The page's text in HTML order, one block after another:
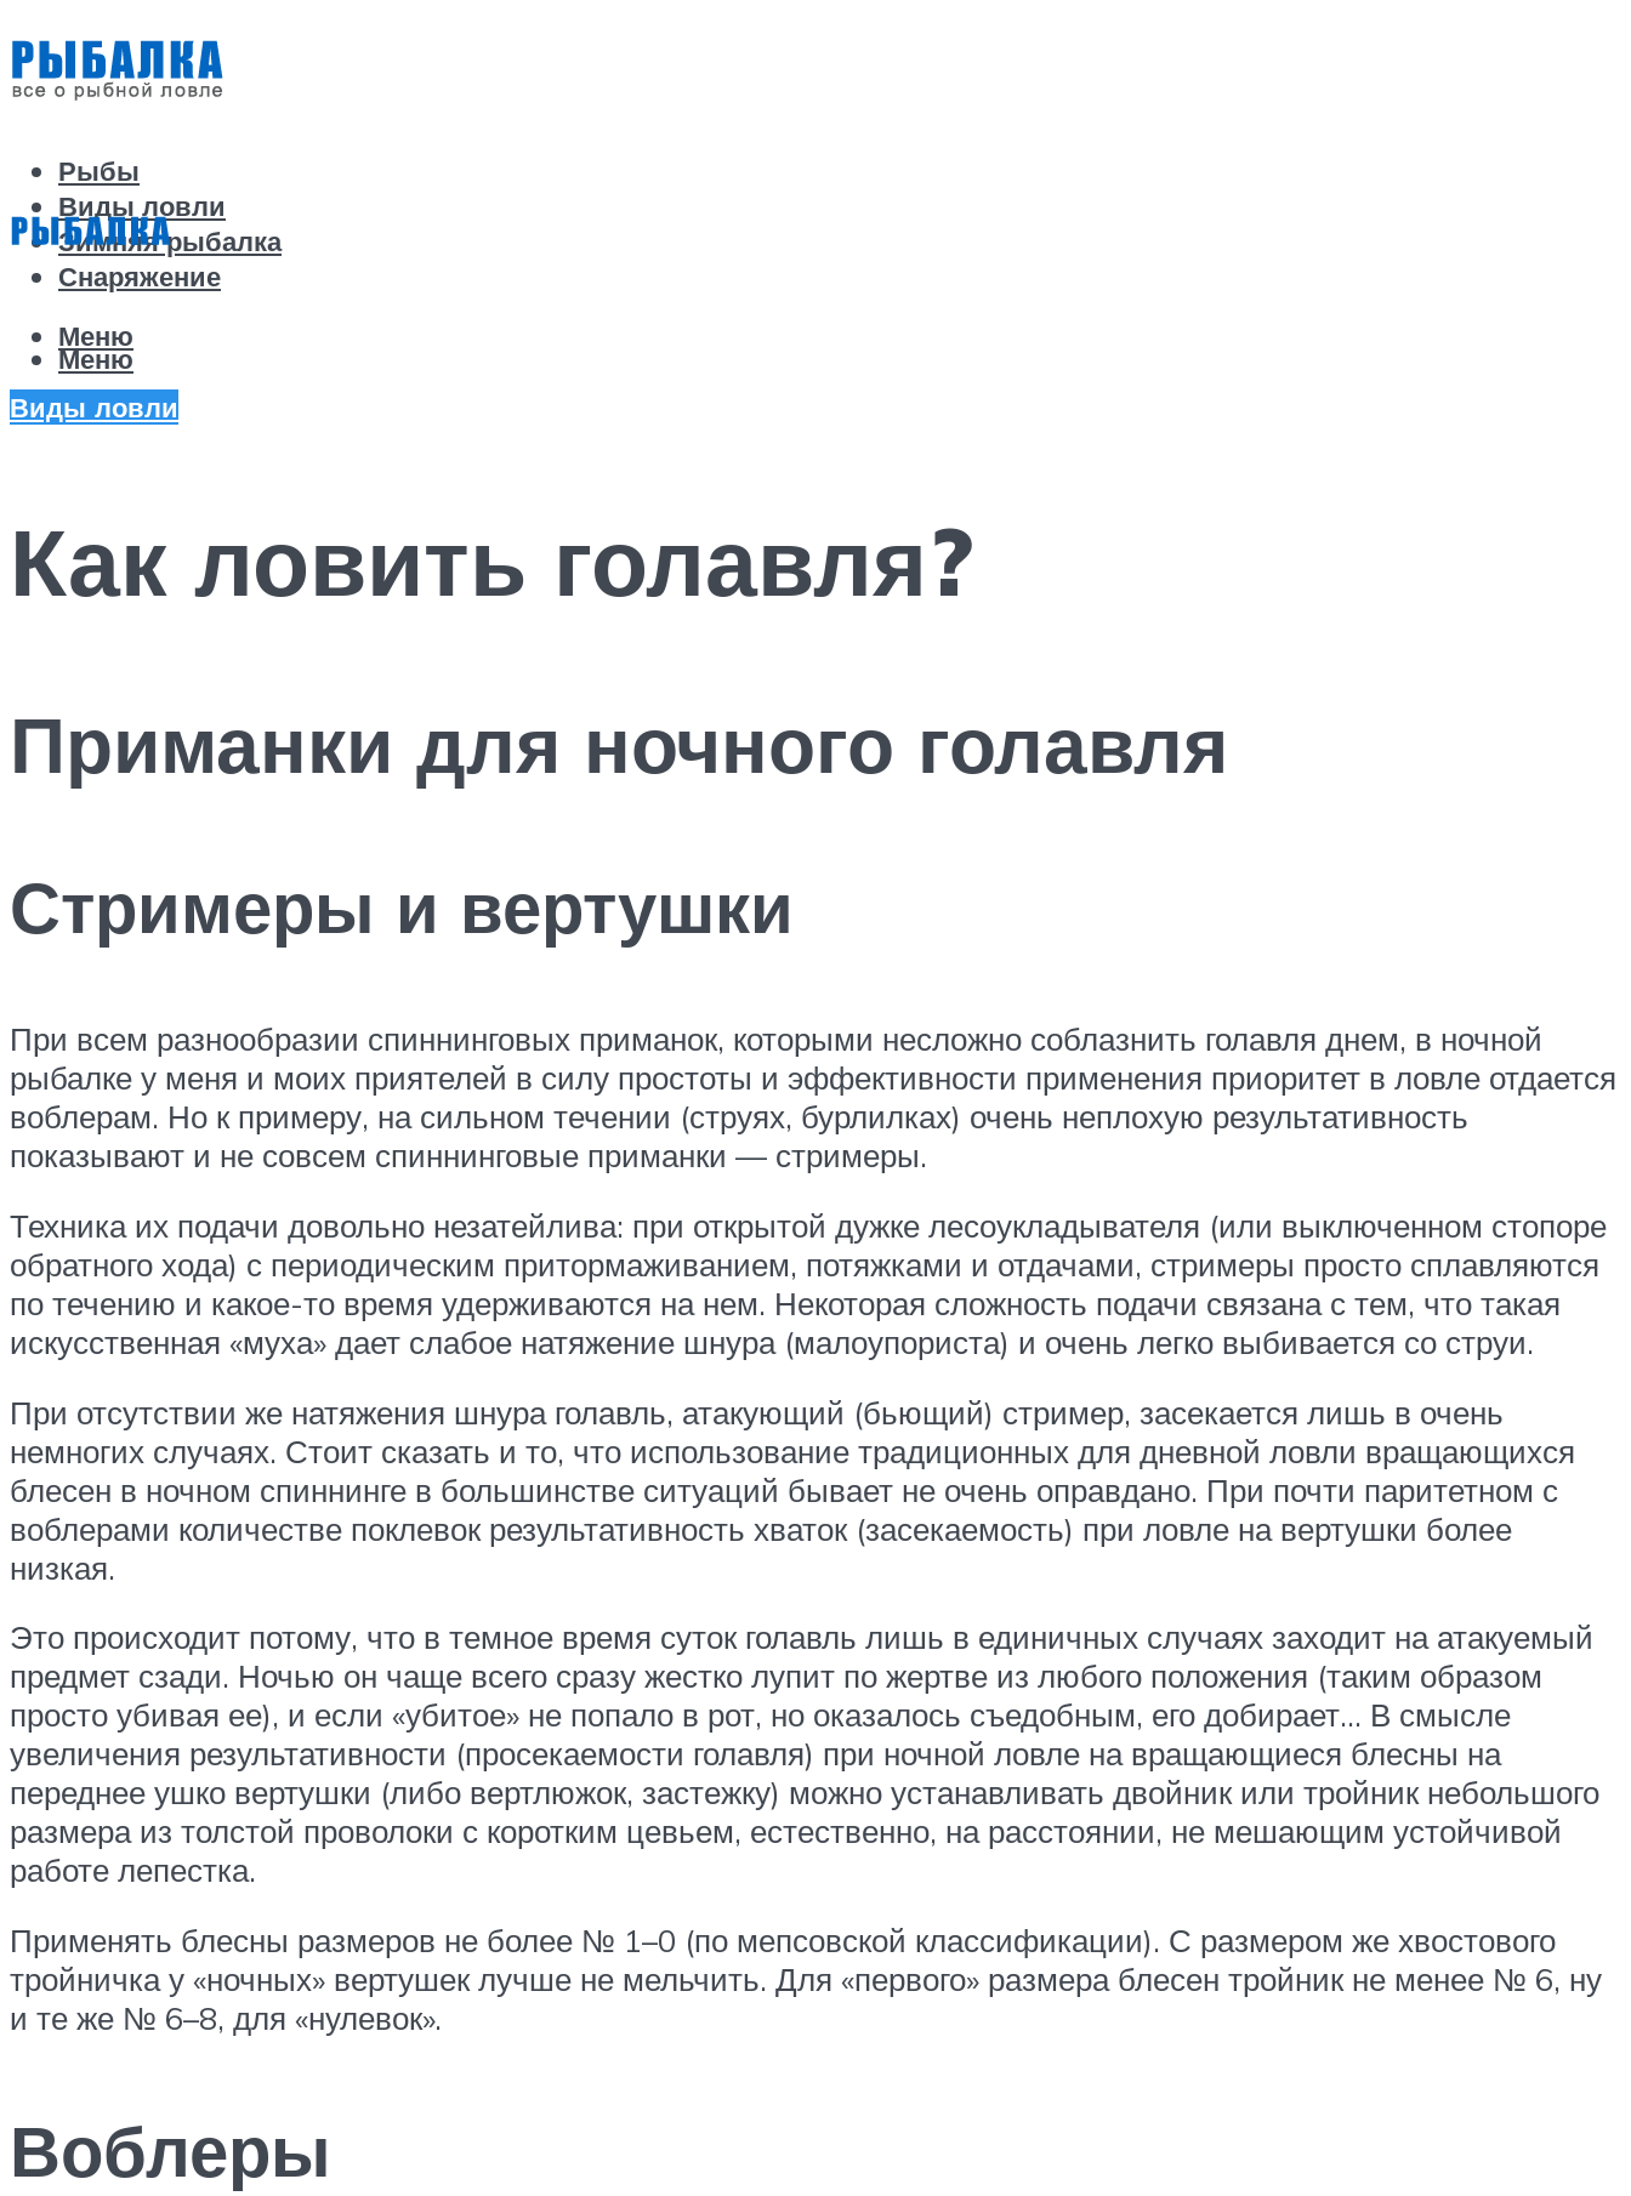
Рыбы
Виды ловли
Зимняя рыбалка
Снаряжение
Меню
Меню
Виды ловли
Как ловить голавля?
Приманки для ночного голавля
Стримеры и вертушки
При всем разнообразии спиннинговых приманок, которыми несложно соблазнить голавля днем, в ночной
рыбалке у меня и моих приятелей в силу простоты и эффективности применения приоритет в ловле отдается
воблерам. Но к примеру, на сильном течении (струях, бурлилках) очень неплохую результативность
показывают и не совсем спиннинговые приманки — стримеры.
Техника их подачи довольно незатейлива: при открытой дужке лесоукладывателя (или выключенном стопоре
обратного хода) с периодическим притормаживанием, потяжками и отдачами, стримеры просто сплавляются
по течению и какое-то время удерживаются на нем. Некоторая сложность подачи связана с тем, что такая
искусственная «муха» дает слабое натяжение шнура (малоупориста) и очень легко выбивается со струи.
При отсутствии же натяжения шнура голавль, атакующий (бьющий) стример, засекается лишь в очень
немногих случаях. Стоит сказать и то, что использование традиционных для дневной ловли вращающихся
блесен в ночном спиннинге в большинстве ситуаций бывает не очень оправдано. При почти паритетном с
воблерами количестве поклевок результативность хваток (засекаемость) при ловле на вертушки более
низкая.
Это происходит потому, что в темное время суток голавль лишь в единичных случаях заходит на атакуемый
предмет сзади. Ночью он чаще всего сразу жестко лупит по жертве из любого положения (таким образом
просто убивая ее), и если «убитое» не попало в рот, но оказалось съедобным, его добирает… В смысле
увеличения результативности (просекаемости голавля) при ночной ловле на вращающиеся блесны на
переднее ушко вертушки (либо вертлюжок, застежку) можно устанавливать двойник или тройник небольшого
размера из толстой проволоки с коротким цевьем, естественно, на расстоянии, не мешающим устойчивой
работе лепестка.
Применять блесны размеров не более № 1–0 (по мепсовской классификации). С размером же хвостового
тройничка у «ночных» вертушек лучше не мельчить. Для «первого» размера блесен тройник не менее № 6, ну
и те же № 6–8, для «нулевок».
Воблеры